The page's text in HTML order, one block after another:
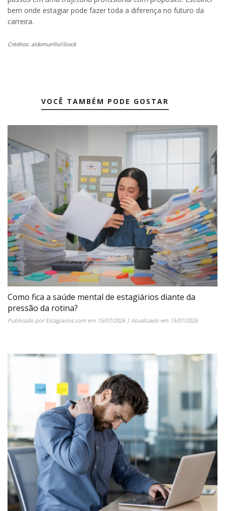
bem onde estagiar pode fazer toda a diferença no futuro da
carreira.
Créditos: aldomurillo/iStock
VOCÊ TAMBÉM PODE GOSTAR
Como fica a saúde mental de estagiários diante da
pressão da rotina?
Publicado porEstagiarios.comem 15/07/2026| Atualizado em 15/07/2026